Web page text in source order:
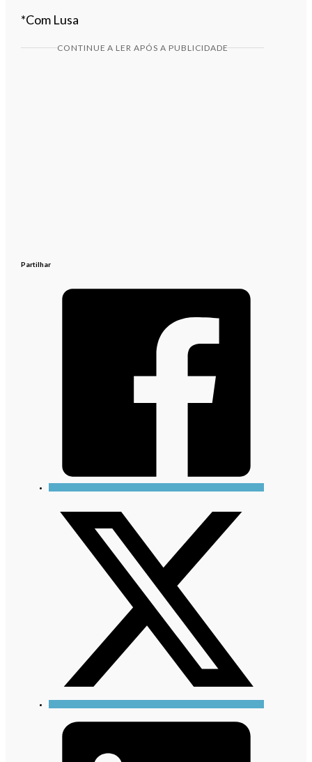
*Com Lusa
CONTINUE A LER APÓS A PUBLICIDADE
Partilhar